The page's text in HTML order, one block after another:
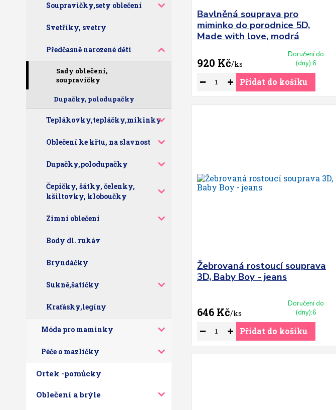
Soupravičky,sety oblečení
Svetříky, svetry
Předčasně narozené děti
Sady oblečení,
soupravičky
Dupačky, polodupačky
Teplákovky,tepláčky,mikinky
Oblečení ke křtu, na slavnost
Dupačky,polodupačky
Čepičky, šátky, čelenky,
kšiltovky, kloboučky
Zimní oblečení
Body dl. rukáv
Bryndáčky
Sukně,šatičky
Kraťásky,legíny
Móda pro maminky
Péče o mazlíčky
Ortek -pomůcky
Oblečení a brýle
Bavlněná souprava pro
miminko do porodnice 5D,
Made with love, modrá
920 Kč/ks
Doručení do
(dny):6
Přidat do košíku
Žebrovaná rostoucí souprava
3D, Baby Boy - jeans
646 Kč/ks
Doručení do
(dny):6
Přidat do košíku